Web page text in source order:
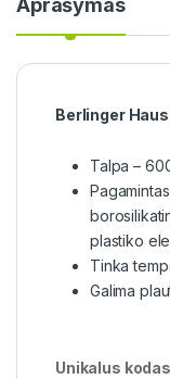
Aprašymas
Berlinger
Talpa –
plastiko
Tinka
Galima
Unikalus